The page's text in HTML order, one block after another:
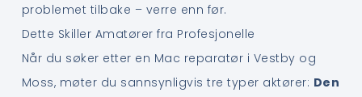
problemet tilbake – verre enn før.
Dette Skiller Amatører fra Profesjonelle
Når du søker etter en Mac reparatør i Vestby og
Moss, møter du sannsynligvis tre typer aktører: Den